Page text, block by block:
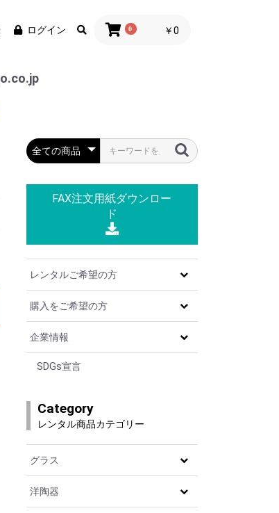
ログイン 0 ￥0
FAX注文用紙ダウンロー
ド
レンタルご希望の方
購入をご希望の方
企業情報
SDGs宣言
Category
レンタル商品カテゴリー
グラス
洋陶器